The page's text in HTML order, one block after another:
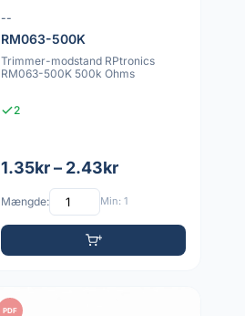
--
RM063-500K
Trimmer-modstand RPtronics
RM063-500K 500k Ohms
2
1.35kr – 2.43kr
Mængde: Min: 1
PDF